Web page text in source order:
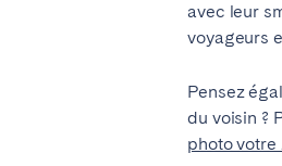
avec leur
voyageurs
Pensez
du voisin ?
photo